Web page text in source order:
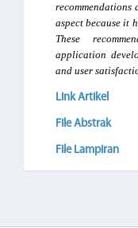
aspect because it
These
application
and user
Link Artikel
File Abstrak
File Lampiran